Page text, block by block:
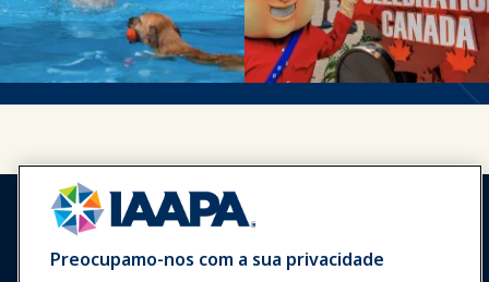
Preocupamo-nos com a sua privacidade